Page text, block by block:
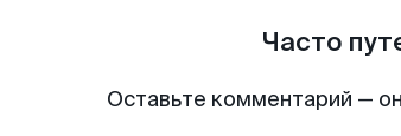
Часто
Оставьте комментарий —